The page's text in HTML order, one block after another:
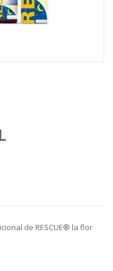
de RESCUE® la flor